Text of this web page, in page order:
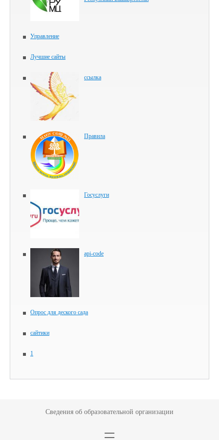
Управление
Лучшие сайты
ссылка
Правила
Госуслуги
api-code
Опрос для деского сада
сайтики
1
Сведения об образовательной организации